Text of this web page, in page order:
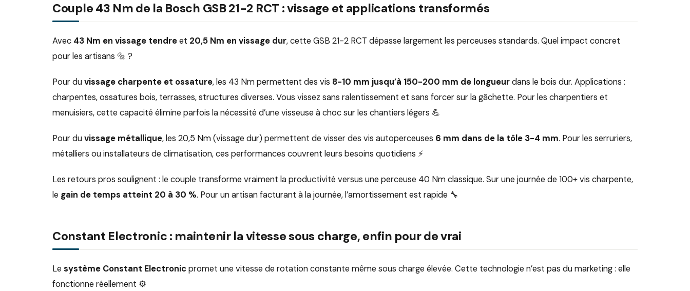
Couple 43 Nm de la Bosch GSB 21-2 RCT : vissage et applications transformés
Avec 43 Nm en vissage tendreet 20,5 Nm en vissage dur, cette GSB 21-2 RCT dépasse largement les perceuses standards. Quel impact concret
pour les artisans 🔩 ?
Pour duvissage charpente et ossature, les 43 Nm permettent des vis 8-10 mm jusqu’à 150-200 mm de longueurdans le bois dur. Applications :
charpentes, ossatures bois, terrasses, structures diverses. Vous vissez sans ralentissement et sans forcer sur la gâchette. Pour les charpentiers et
menuisiers, cette capacité élimine parfois la nécessité d’une visseuse à choc sur les chantiers légers 💪
Pour duvissage métallique, les 20,5 Nm (vissage dur) permettent de visser des vis autoperceuses 6 mm dans de la tôle 3-4 mm. Pour les serruriers,
métalliers ou installateurs de climatisation, ces performances couvrent leurs besoins quotidiens ⚡
Les retours pros soulignent : le couple transforme vraiment la productivité versus une perceuse 40 Nm classique. Sur une journée de 100+ vis charpente,
le gain de temps atteint 20 à 30 %. Pour un artisan facturant à la journée, l’amortissement est rapide 🔧
Constant Electronic : maintenir la vitesse sous charge, enfin pour de vrai
Le système Constant Electronic promet une vitesse de rotation constante même sous charge élevée. Cette technologie n’est pas du marketing : elle
fonctionne réellement ⚙️